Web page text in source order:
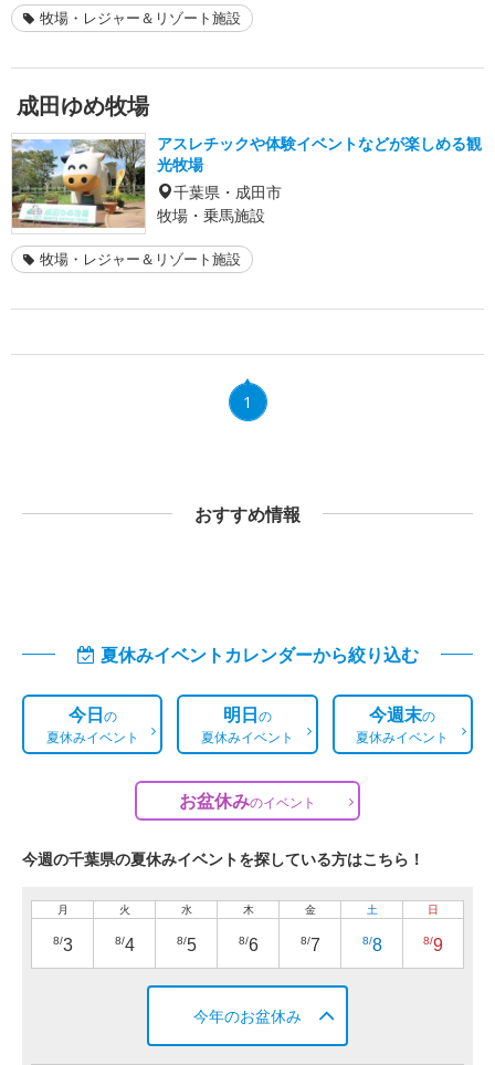
牧場・レジャー＆リゾート施設
成田ゆめ牧場
アスレチックや体験イベントなどが楽しめる観
光牧場
千葉県・成田市
牧場・乗馬施設
牧場・レジャー＆リゾート施設
1
おすすめ情報
夏休みイベントカレンダーから絞り込む
今日の
夏休みイベント
明日の
夏休みイベント
今週末の
夏休みイベント
お盆休みのイベント
今週の千葉県の夏休みイベントを探している方はこちら！
月
8/3
火
8/4
水
8/5
木
8/6
金
8/7
土
8/8
日
8/9
今年のお盆休み